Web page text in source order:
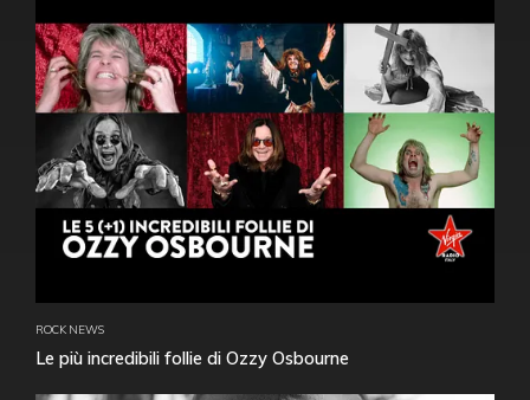
ROCK NEWS
Le più incredibili follie di Ozzy Osbourne